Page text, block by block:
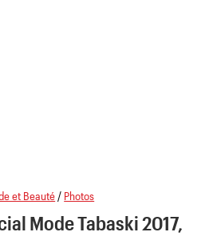
et Beauté / Photos
Mode Tabaski 2017,